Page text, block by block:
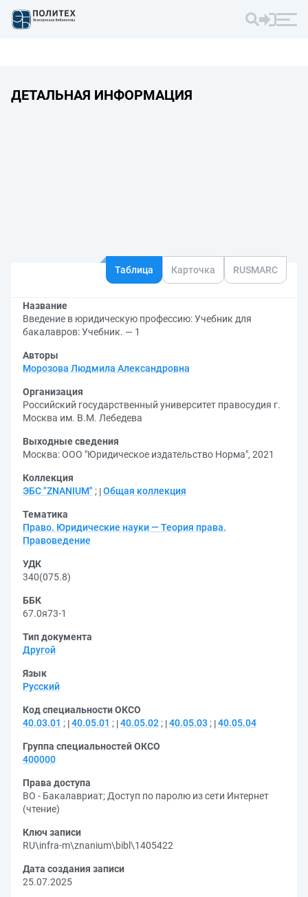
ДЕТАЛЬНАЯ ИНФОРМАЦИЯ
Таблица Карточка RUSMARC
Название
Введение в юридическую профессию: Учебник для
бакалавров: Учебник. — 1
Авторы
Морозова Людмила Александровна
Организация
Российский государственный университет правосудия г.
Москва им. В.М. Лебедева
Выходные сведения
Москва: ООО "Юридическое издательство Норма", 2021
Коллекция
ЭБС "ZNANIUM" ; Общая коллекция
Тематика
Право. Юридические науки — Теория права.
Правоведение
УДК
340(075.8)
ББК
67.0я73-1
Тип документа
Другой
Язык
Русский
Код специальности ОКСО
40.03.01 ; 40.05.01 ; 40.05.02 ; 40.05.03 ; 40.05.04
Группа специальностей ОКСО
400000
Права доступа
ВО - Бакалавриат; Доступ по паролю из сети Интернет
(чтение)
Ключ записи
RU\infra-m\znanium\bibl\1405422
Дата создания записи
25.07.2025